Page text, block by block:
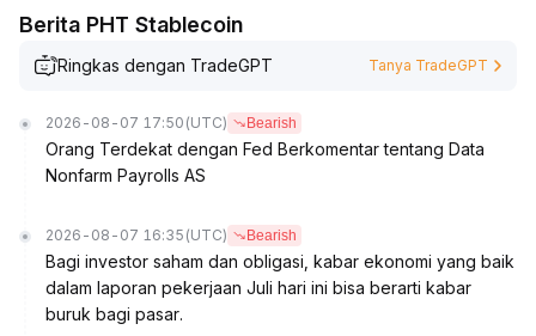
Berita PHT Stablecoin
Ringkas dengan TradeGPT Tanya TradeGPT
2026-08-07 17:50 (UTC) Bearish
Orang Terdekat dengan Fed Berkomentar tentang Data
Nonfarm Payrolls AS
2026-08-07 16:35 (UTC) Bearish
Bagi investor saham dan obligasi, kabar ekonomi yang baik
dalam laporan pekerjaan Juli hari ini bisa berarti kabar
buruk bagi pasar.